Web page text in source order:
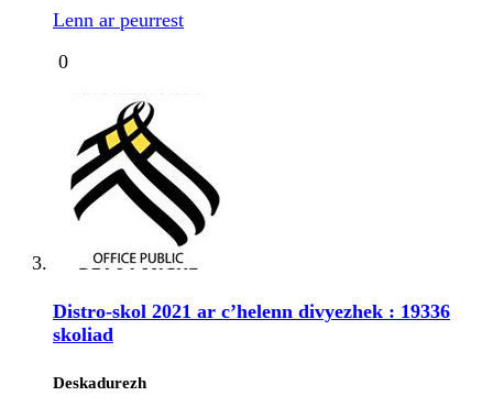
Lenn ar peurrest
0
Distro-skol 2021 ar c’helenn divyezhek : 19336
skoliad
Deskadurezh